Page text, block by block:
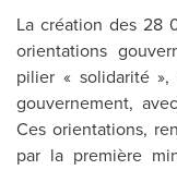
La création des 28
orientations
pilier « solidarité
gouvernement,
Ces orientations,
par la première